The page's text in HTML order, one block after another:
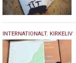
26.
april
2026
INTERNATIONALT, KIRKELIV